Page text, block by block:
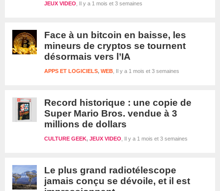
Il y a 1 mois et 3 semaines
JEUX VIDEO
Face à un bitcoin en baisse, les
mineurs de cryptos se tournent
désormais vers l’IA
Il y a 1 mois et 3 semaines
APPS ET LOGICIELS, WEB
Record historique : une copie de
Super Mario Bros. vendue à 3
millions de dollars
Il y a 1 mois et 3 semaines
CULTURE GEEK, JEUX VIDEO
Le plus grand radiotélescope
jamais conçu se dévoile, et il est